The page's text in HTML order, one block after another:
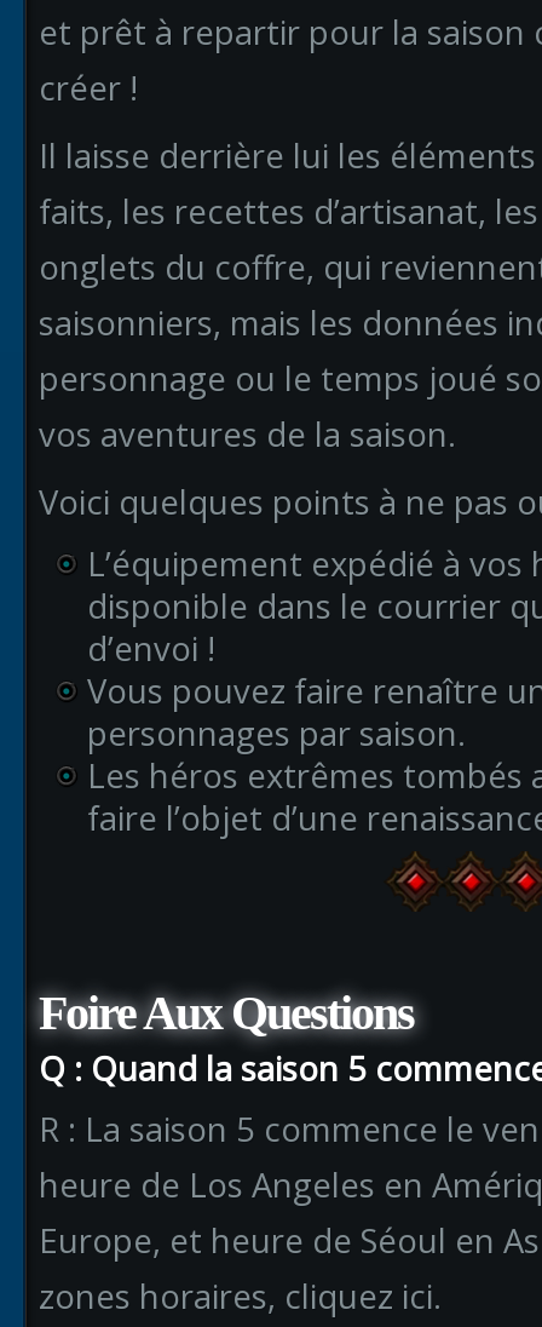
et prêt à repartir pour la saison
créer !
Il laisse derrière lui les
faits, les recettes d’artisanat,
onglets du coffre, qui
saisonniers, mais les données
personnage ou le temps joué
vos aventures de la saison.
Voici quelques points à ne pas
L’équipement expédié à
disponible dans le courrier
d’envoi !
Vous pouvez faire renaître
personnages par saison.
Les héros extrêmes
faire l’objet d’une
Foire Aux Questions
Q : Quand la saison 5
R : La saison 5 commence le
heure de Los Angeles en
Europe, et heure de Séoul en
zones horaires, cliquez ici.